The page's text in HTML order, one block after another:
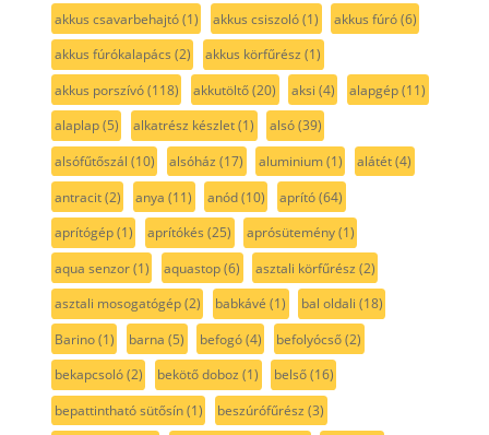
akkus csavarbehajtó(1) akkus csiszoló(1) akkus fúró(6)
akkus fúrókalapács (2) akkus körfűrész (1)
akkus porszívó(118) akkutöltő(20) aksi (4) alapgép(11)
alaplap(5) alkatrész készlet(1) alsó(39)
alsófűtőszál (10) alsóház (17) aluminium(1) alátét(4)
antracit(2) anya (11) anód(10) aprító(64)
aprítógép(1) aprítókés (25) aprósütemény(1)
aqua senzor(1) aquastop(6) asztali körfűrész (2)
asztali mosogatógép(2) babkávé (1) bal oldali (18)
Barino(1) barna (5) befogó(4) befolyócső(2)
bekapcsoló(2) bekötő doboz (1) belső(16)
bepattintható sütősín(1) beszúrófűrész (3)